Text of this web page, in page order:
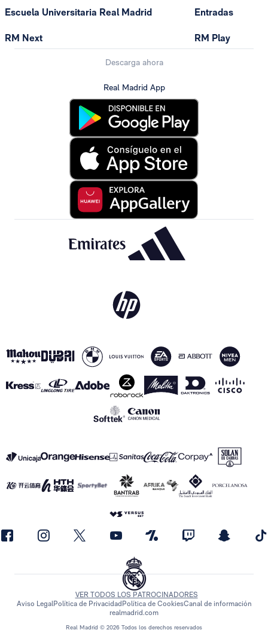
Escuela Universitaria Real Madrid
RM Next
Entradas
RM Play
Descarga ahora
Real Madrid App
Real Madrid © 2026 Todos los derechos reservados
VER TODOS LOS PATROCINADORES
Aviso LegalPolítica de Privacidad Política de CookiesCanal de información
realmadrid.com